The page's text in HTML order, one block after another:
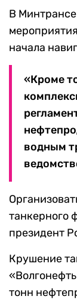
В
начала
«Кроме
водным
танкерного
президент
Крушение
тонн